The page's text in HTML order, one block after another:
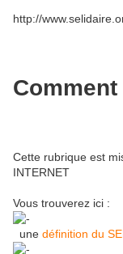
http://
Cette rubrique est
INTERNET
Vous trouverez ici :
une définition du